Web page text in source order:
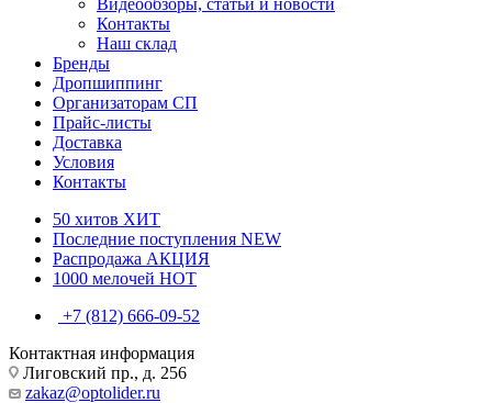
Видеообзоры, статьи и новости
Контакты
Наш склад
Бренды
Дропшиппинг
Организаторам СП
Прайс-листы
Доставка
Условия
Контакты
50 хитов ХИТ
Последние поступления NEW
Распродажа АКЦИЯ
1000 мелочей HOT
+7 (812) 666-09-52
Контактная информация
Лиговский пр., д. 256
zakaz@optolider.ru